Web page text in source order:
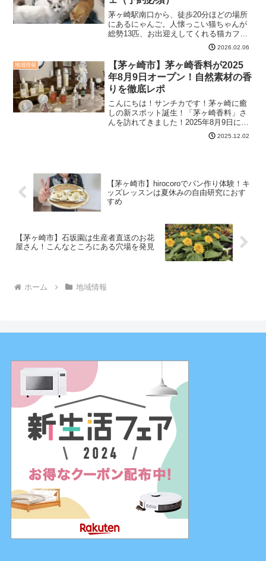
茅ヶ崎駅南口から、徒歩20分ほどの場所
にあるにゃんご。​​人懐っこい猫ちゃんが
総勢13匹、お出迎えしてくれる猫カフェ
です。入り口は一軒家なのですが、窓か
ら猫ちゃんが外をみています。この猫ち
ゃんの中に入れる！予約をして訪問しま
した！個室型猫カ...
2026.02.06
地域情報
【茅ヶ崎市】茅ヶ崎香料が2025
年8月9日オープン！自然素材の香
りを徹底レポ
こんにちは！サンチカです！茅ヶ崎に癒
しの新スポット誕生！「茅ヶ崎香料」さ
んを訪れてきました！2025年8月9日にグ
ランドオープンしたばかりのこちらは、
香りと自然素材をテーマにしたショッ
2025.12.02
【茅ヶ崎市】hirocoroでパン作り体験！キ
ッズレッスンは夏休みの自由研究におす
すめ
【茅ヶ崎市】石坂園は生産者直送のお花
屋さん！こんなところにある穴場を発見
ホーム 地域情報